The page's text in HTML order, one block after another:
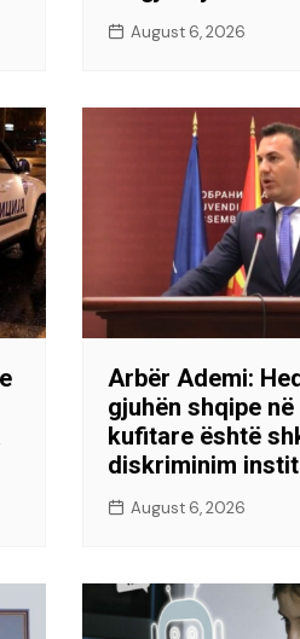
August 6, 2026
Arbër Ademi:
gjuhën shqipe
kufitare është
diskriminim
August 6, 2026